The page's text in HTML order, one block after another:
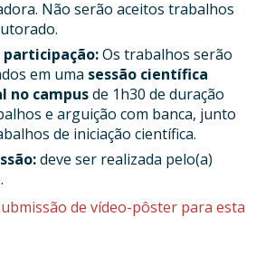
Não serão aceitos trabalhos
participação:Os trabalhos serão
em uma sessão científica
no campusde 1h30 de duração
e arguição com banca, junto
de iniciação científica.
deve ser realizada pelo(a)
de vídeo-pôster para esta